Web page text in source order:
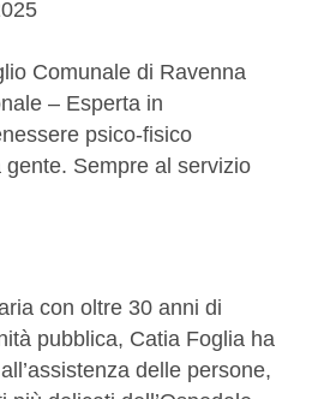
Comunale di Ravenna
– Esperta in
psico-fisico
Sempre al servizio
con oltre 30 anni di
pubblica, Catia Foglia ha
delle persone,